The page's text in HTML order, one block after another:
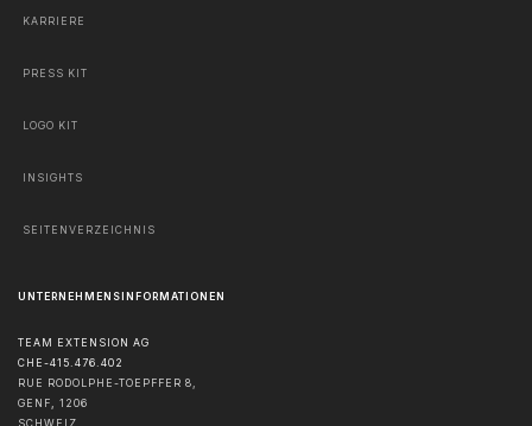
KARRIERE
PRESS KIT
LOGO KIT
INSIGHTS
SEITENVERZEICHNIS
UNTERNEHMENSINFORMATIONEN
TEAM EXTENSION AG
CHE-415.476.402
RUE RODOLPHE-TOEPFFER 8,
GENF, 1206